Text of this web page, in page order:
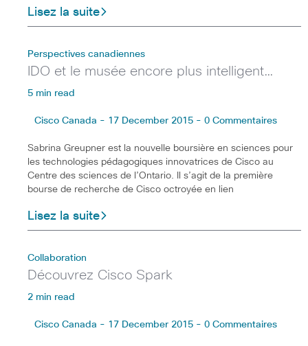
Lisez la suite
Perspectives canadiennes
IDO et le musée encore plus intelligent…
5 min read
Cisco Canada - 17 December 2015 - 0 Commentaires
Sabrina Greupner est la nouvelle boursière en sciences pour
les technologies pédagogiques innovatrices de Cisco au
Centre des sciences de l’Ontario. Il s’agit de la première
bourse de recherche de Cisco octroyée en lien
Lisez la suite
Collaboration
Découvrez Cisco Spark
2 min read
Cisco Canada - 17 December 2015 - 0 Commentaires